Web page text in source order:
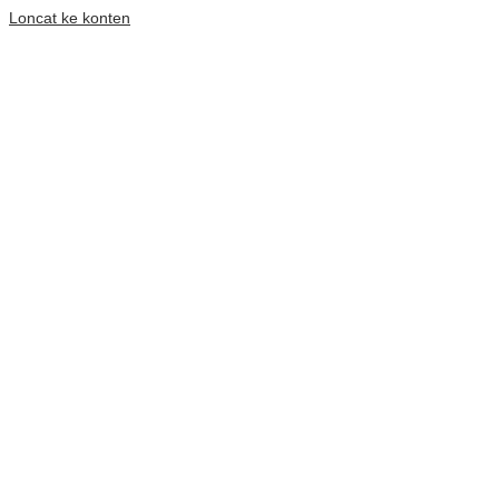
Loncat ke konten